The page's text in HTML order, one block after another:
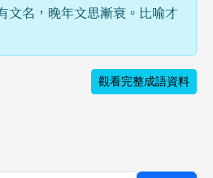
文名，晚年文思漸衰。比喻才
觀看完整成語資料